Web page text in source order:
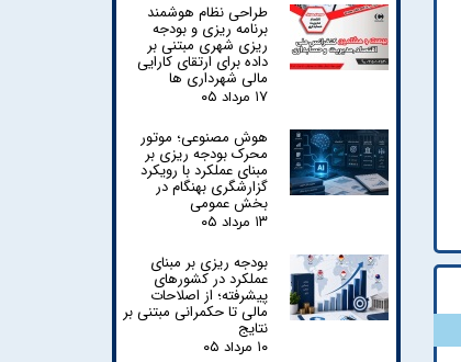
طراحی نظام هوشمند
برنامه ریزی و بودجه
ریزی شهری مبتنی بر
داده برای ارتقای کارایی
مالی شهرداری ها
۱۷ مرداد ۰۵
هوش مصنوعی؛ موتور
محرک بودجه ریزی بر
مبنای عملکرد با رویکرد
گزارشگری بهنگام در
بخش عمومی
۱۳ مرداد ۰۵
بودجه ریزی بر مبنای
عملکرد در کشورهای
پیشرفته؛ از اصلاحات
مالی تا حکمرانی مبتنی بر
نتایج
۱۰ مرداد ۰۵